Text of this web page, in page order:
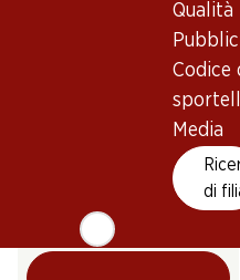
Qualità
Codice
Media
di